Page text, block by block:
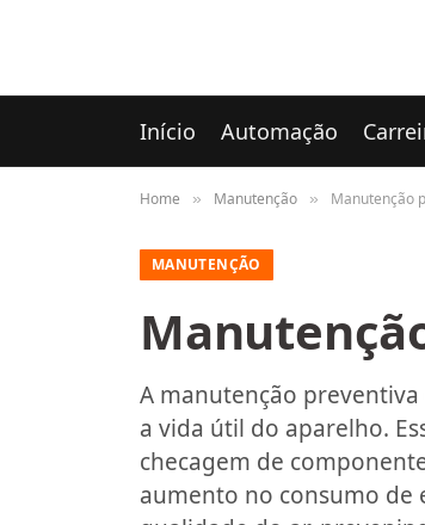
Início Automação
Home » Manutenção » Manutenção
MANUTENÇÃO
A manutenção
a vida útil do aparelho.
checagem de
aumento no consumo de